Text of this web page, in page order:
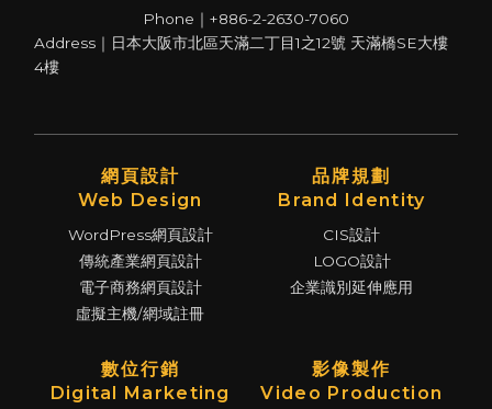
Phone｜+886-2-2630-7060
Address｜日本大阪市北區天滿二丁目1之12號 天滿橋SE大樓
4樓
網頁設計
Web Design
WordPress網頁設計
傳統產業網頁設計
電子商務網頁設計
虛擬主機/網域註冊
品牌規劃
Brand Identity
CIS設計
LOGO設計
企業識別延伸應用
數位行銷
Digital Marketing
影像製作
Video Production